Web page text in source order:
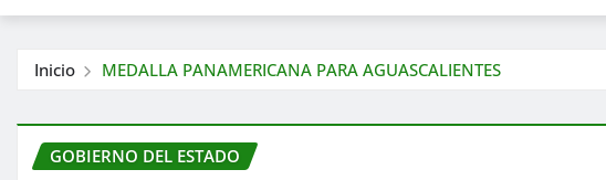
Inicio MEDALLA PANAMERICANA PARA AGUASCALIENTES
GOBIERNO DEL ESTADO